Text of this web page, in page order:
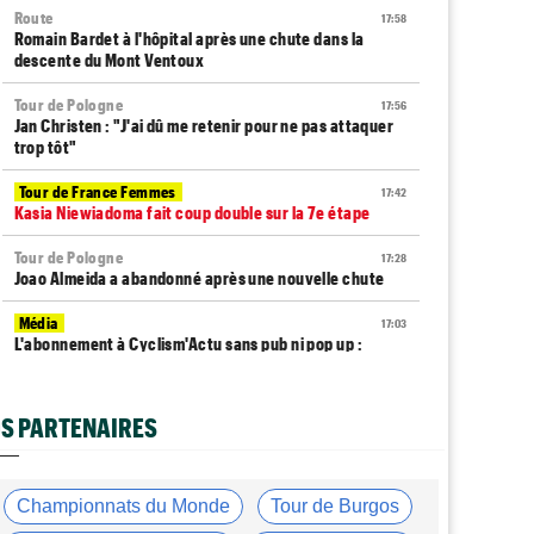
17:58
Route
Romain Bardet à l'hôpital après une chute dans la
descente du Mont Ventoux
17:56
Tour de Pologne
Jan Christen : "J'ai dû me retenir pour ne pas attaquer
trop tôt"
17:42
Tour de France Femmes
Kasia Niewiadoma fait coup double sur la 7e étape
17:28
Tour de Pologne
Joao Almeida a abandonné après une nouvelle chute
17:03
Média
L'abonnement à Cyclism'Actu sans pub ni pop up :
Matthew Brennan coiffe Pithie sur la ligne et remporte
la 4e étape
16:38
Média
Les vidéos cyclisme sont sur Dailymotion :
PARTENAIRES
Championnats du Monde Tour de Burgos